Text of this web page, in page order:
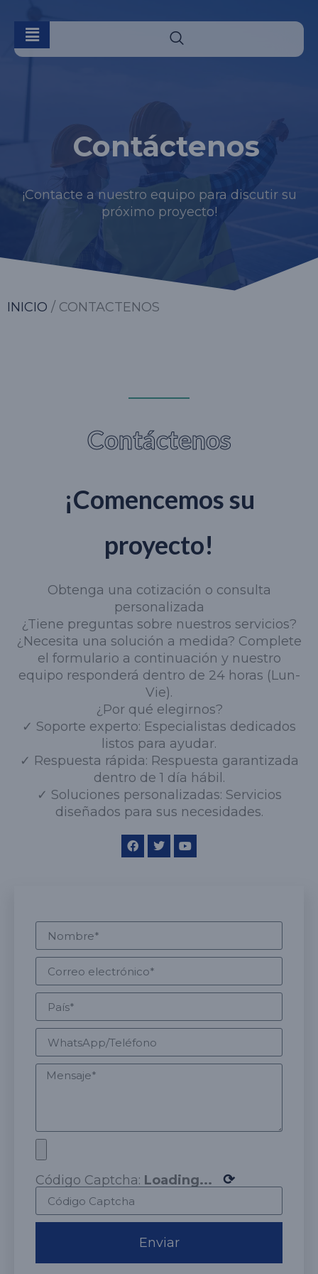
Contáctenos
¡Contacte a nuestro equipo para discutir su
próximo proyecto!
INICIO / CONTACTENOS
Contáctenos
¡Comencemos su
proyecto!
Obtenga una cotización o consulta
personalizada
¿Tiene preguntas sobre nuestros servicios?
¿Necesita una solución a medida? Complete
el formulario a continuación y nuestro
equipo responderá dentro de 24 horas (Lun-
Vie).
¿Por qué elegirnos?
✓ Soporte experto: Especialistas dedicados
listos para ayudar.
✓ Respuesta rápida: Respuesta garantizada
dentro de 1 día hábil.
✓ Soluciones personalizadas: Servicios
diseñados para sus necesidades.
Código Captcha: Loading... ⟳
Enviar